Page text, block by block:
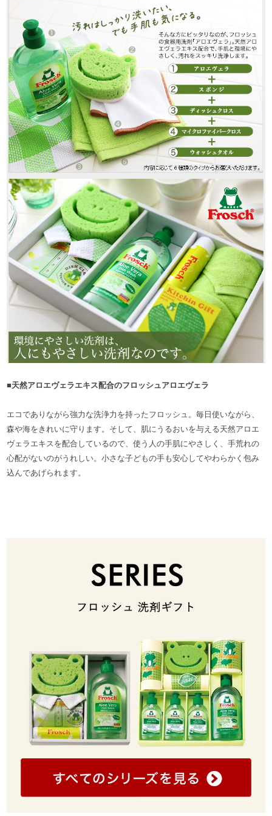
■天然アロエヴェラエキス配合のフロッシュアロエヴェラ
エコでありながら強力な洗浄力を持ったフロッシュ。毎日使いながら、
森や海をきれいに守ります。そして、肌にうるおいを与える天然アロエ
ヴェラエキスを配合しているので、使う人の手肌にやさしく、手荒れの
心配がないのがうれしい。小さな子どもの手も安心してやわらかく包み
込んであげられます。